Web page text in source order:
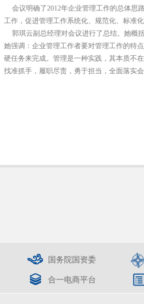
会议明确了2012年企业管理工作的总体思
工作，促进管理工作系统化、规范化、标准
郭琪云副总经理对会议进行了总结。她概
她强调：企业管理工作者要对管理工作的特
硬任务来完成。管理是一种实践，其本质不
找准抓手，履职尽责，勇于担当，全面落实
国务院国资委
合一电商平台